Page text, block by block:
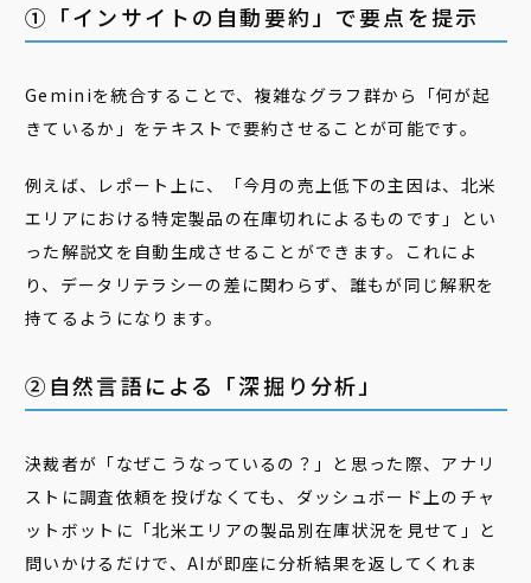
①「インサイトの自動要約」で要点を提示
Geminiを統合することで、複雑なグラフ群から「何が起
きているか」をテキストで要約させることが可能です。
例えば、レポート上に、「今月の売上低下の主因は、北米
エリアにおける特定製品の在庫切れによるものです」とい
った解説文を自動生成させることができます。これによ
り、データリテラシーの差に関わらず、誰もが同じ解釈を
持てるようになります。
②自然言語による「深掘り分析」
決裁者が「なぜこうなっているの？」と思った際、アナリ
ストに調査依頼を投げなくても、ダッシュボード上のチャ
ットボットに「北米エリアの製品別在庫状況を見せて」と
問いかけるだけで、AIが即座に分析結果を返してくれま